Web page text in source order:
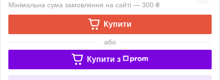
Мінімальна сума замовлення на сайті — 300 ₴
Купити
або
Купити з